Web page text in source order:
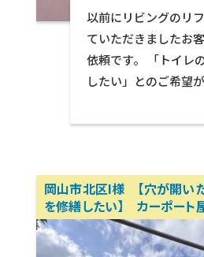
Warning : foreach()
given in/home/
partners.jp/
content/themes/
以前にリビングのリ
ていただきましたお
依頼です。 「トイレのイメージを一新
したい」とのご希望
岡山市北区I様 【穴が開い
を修繕したい】 カーポート
マンションリフォーム、アパ
装リノベーション 岡山リ